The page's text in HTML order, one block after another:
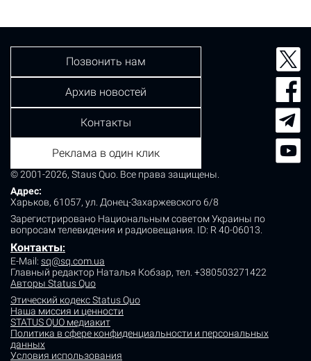
© 2001-2026, Staus Quo. Все права защищены.
Адрес:
Харьков, 61057, ул. Донец-Захаржевского 6/8
Зарегистрировано Национальным советом Украины по
вопросам телевидения и радиовещания. ID: R 40-06013.
Контакты:
E-Mail: sq@sq.com.ua
Главный редактор Наталья Кобзар, тел. +380503271422
Авторы Status Quo
Этический кодекс Status Quo
Наша миссия и ценности
STATUS QUO медиакит
Политика в сфере конфиденциальности и персональных
данных
Условия использования
Позвонить нам
Архив новостей
Контакты
Реклама в один клик